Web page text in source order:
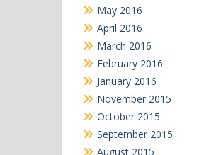
May 2016
April 2016
March 2016
February 2016
January 2016
November 2015
October 2015
September 2015
August 2015